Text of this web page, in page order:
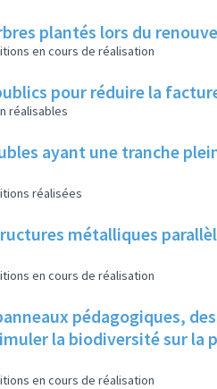
arbres plantés lors du
en cours de réalisation
pour réduire la
réalisables
ayant une tranche
réalisées
métalliques
en cours de réalisation
pédagogiques,
la biodiversité sur la
en cours de réalisation